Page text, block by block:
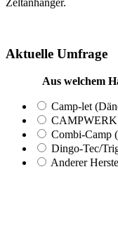
Zeltanhänger.
Aktuelle Umfrage
Aus welchem
Camp-let
CAMPWERK
Combi-Camp
Dingo-Tec/
Anderer